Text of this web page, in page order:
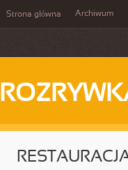
Strona główna Archiwum